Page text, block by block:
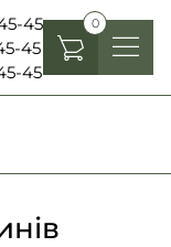
45
45
45
0